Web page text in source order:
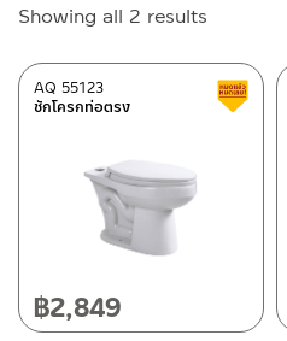
แบรนด์
RASLAND (2)
สุขภัณฑ์ฟลัชตรงฝาPE
เซรามิคเคลือบ
Showing all 2 results
latest
ชักโครกท่อตรง
AQ 55123
฿2,849